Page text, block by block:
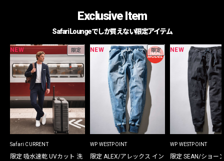
Exclusive Item
Safari Loungeでしか買えない限定アイテム
NEW 限定
Safari CURRENT
限定 吸水速乾 UVカット 洗
NEW 限定
WP WESTPOINT
限定 ALEX/アレックス イン
NEW
WP WESTPOINT
限定 SEAN/ショー